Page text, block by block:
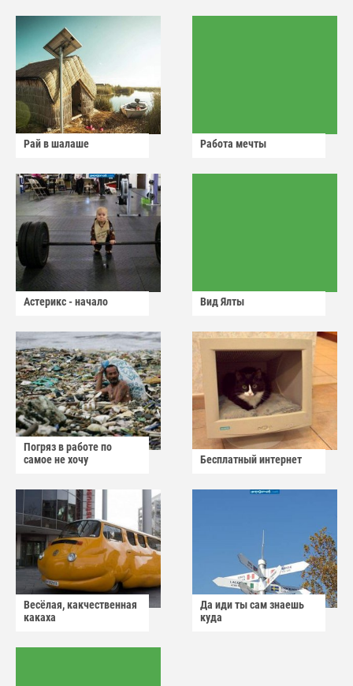
Рай в шалаше Работа мечты
Астерикс - начало Вид Ялты
Погряз в работе по
самое не хочу
Бесплатный интернет
Весёлая, какчественная
какаха
Да иди ты сам знаешь
куда